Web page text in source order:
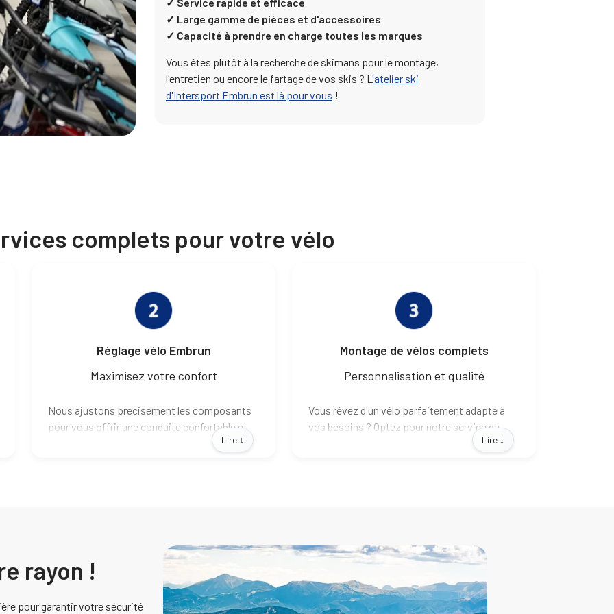
✓ Large gamme de pièces et d'accessoires
✓ Capacité à prendre en charge toutes les marques
Vous êtes plutôt à la recherche de skimans pour le montage,
l'entretien ou encore le fartage de vos skis ? L 'atelier ski
d'Intersport Embrun est là pour vous !
complets pour votre vélo
Réglage vélo Embrun
Maximisez votre confort
Nous ajustons précisément les composants
pour vous offrir une conduite confortable et
Lire ↓
Montage de vélos complets
Personnalisation et qualité
Vous rêvez d'un vélo parfaitement adapté à
vos besoins ? Optez pour notre service de
Lire ↓
rayon !
pour garantir votre sécurité